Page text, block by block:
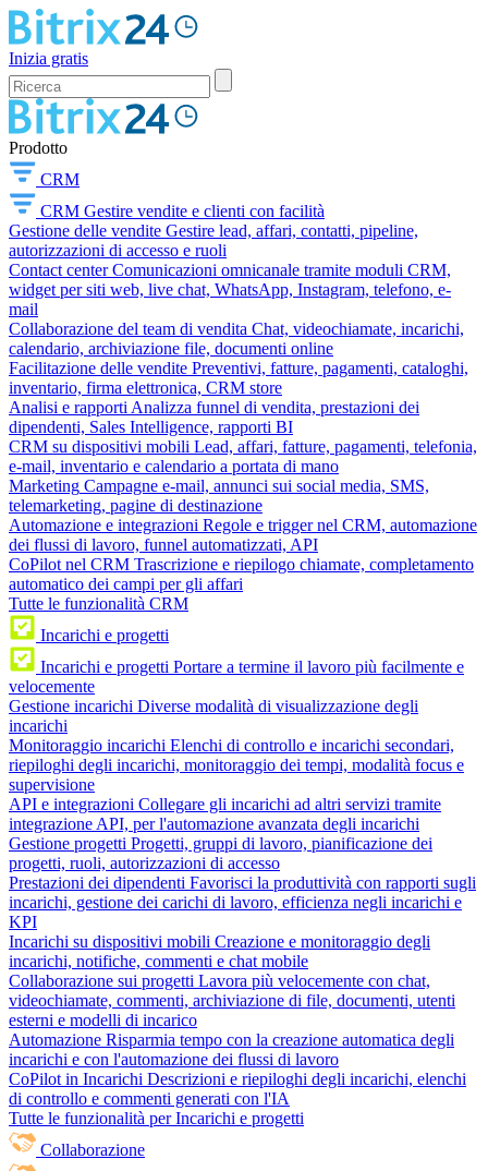
Inizia gratis
Prodotto
CRM
CRM Gestire vendite e clienti con facilità
Gestione delle vendite Gestire lead, affari, contatti, pipeline,
autorizzazioni di accesso e ruoli
Contact center Comunicazioni omnicanale tramite moduli CRM,
widget per siti web, live chat, WhatsApp, Instagram, telefono, e-
mail
Collaborazione del team di vendita Chat, videochiamate, incarichi,
calendario, archiviazione file, documenti online
Facilitazione delle vendite Preventivi, fatture, pagamenti, cataloghi,
inventario, firma elettronica, CRM store
Analisi e rapporti Analizza funnel di vendita, prestazioni dei
dipendenti, Sales Intelligence, rapporti BI
CRM su dispositivi mobili Lead, affari, fatture, pagamenti, telefonia,
e-mail, inventario e calendario a portata di mano
Marketing Campagne e-mail, annunci sui social media, SMS,
telemarketing, pagine di destinazione
Automazione e integrazioni Regole e trigger nel CRM, automazione
dei flussi di lavoro, funnel automatizzati, API
CoPilot nel CRM Trascrizione e riepilogo chiamate, completamento
automatico dei campi per gli affari
Tutte le funzionalità CRM
Incarichi e progetti
Incarichi e progetti Portare a termine il lavoro più facilmente e
velocemente
Gestione incarichi Diverse modalità di visualizzazione degli
incarichi
Monitoraggio incarichi Elenchi di controllo e incarichi secondari,
riepiloghi degli incarichi, monitoraggio dei tempi, modalità focus e
supervisione
API e integrazioni Collegare gli incarichi ad altri servizi tramite
integrazione API, per l'automazione avanzata degli incarichi
Gestione progetti Progetti, gruppi di lavoro, pianificazione dei
progetti, ruoli, autorizzazioni di accesso
Prestazioni dei dipendenti Favorisci la produttività con rapporti sugli
incarichi, gestione dei carichi di lavoro, efficienza negli incarichi e
KPI
Incarichi su dispositivi mobili Creazione e monitoraggio degli
incarichi, notifiche, commenti e chat mobile
Collaborazione sui progetti Lavora più velocemente con chat,
videochiamate, commenti, archiviazione di file, documenti, utenti
esterni e modelli di incarico
Automazione Risparmia tempo con la creazione automatica degli
incarichi e con l'automazione dei flussi di lavoro
CoPilot in Incarichi Descrizioni e riepiloghi degli incarichi, elenchi
di controllo e commenti generati con l'IA
Tutte le funzionalità per Incarichi e progetti
Collaborazione